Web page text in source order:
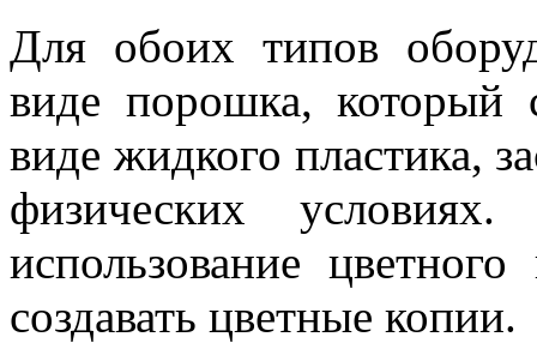
Для обоих типов
виде порошка, который
виде жидкого пластика,
физических
использование
создавать цветные копии.